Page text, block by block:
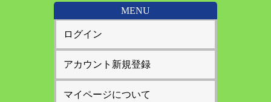
MENU
ログイン
アカウント新規登録
マイページについて